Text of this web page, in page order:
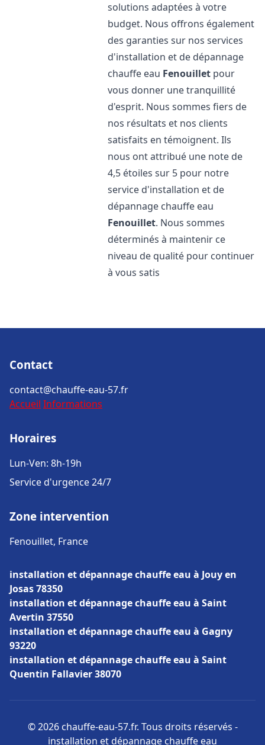
solutions adaptées à votre
budget. Nous offrons également
des garanties sur nos services
d'installation et de dépannage
chauffe eau Fenouillet pour
vous donner une tranquillité
d'esprit. Nous sommes fiers de
nos résultats et nos clients
satisfaits en témoignent. Ils
nous ont attribué une note de
4,5 étoiles sur 5 pour notre
service d'installation et de
dépannage chauffe eau
Fenouillet. Nous sommes
déterminés à maintenir ce
niveau de qualité pour continuer
à vous satis
Contact
contact@chauffe-eau-57.fr
Accueil Informations
Horaires
Lun-Ven: 8h-19h
Service d'urgence 24/7
Zone intervention
Fenouillet, France
installation et dépannage chauffe eau à Jouy en
Josas 78350
installation et dépannage chauffe eau à Saint
Avertin 37550
installation et dépannage chauffe eau à Gagny
93220
installation et dépannage chauffe eau à Saint
Quentin Fallavier 38070
© 2026 chauffe-eau-57.fr. Tous droits réservés -
installation et dépannage chauffe eau